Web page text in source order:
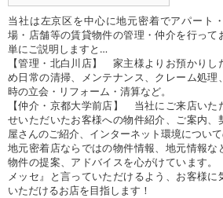
当社は左京区を中心に地元密着でアパート
場・店舗等の賃貸物件の管理・仲介を行っ
単にご説明しますと…
【管理・北白川店】 家主様よりお預かりし
め日常の清掃、メンテナンス、クレーム処
時の立会・リフォーム・清算など。
【仲介・京都大学前店】 当社にご来店いた
せいただいたお客様への物件紹介、ご案内、
屋さんのご紹介、インターネット環境について
地元密着店ならではの物件情報、地元情報な
物件の提案、アドバイスを心がけています。
メッセ』と言っていただけるよう、お客様
いただけるお店を目指します！